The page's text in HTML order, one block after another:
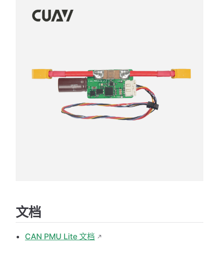
文档
CAN PMU Lite 文档